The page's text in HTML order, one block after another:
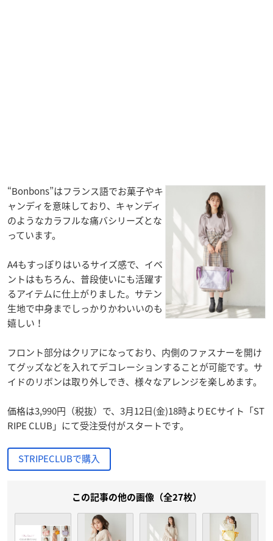
“Bonbons”はフランス語でお菓子やキ
ャンディを意味しており、キャンディ
のようなカラフルな痛バシリーズとな
っています。
A4もすっぽりはいるサイズ感で、イベ
ントはもちろん、普段使いにも活躍す
るアイテムに仕上がりました。サテン
生地で中身までしっかりかわいいのも
嬉しい！
フロント部分はクリアになっており、内側のファスナーを開け
てグッズなどを入れてデコレーションすることが可能です。サ
イドのリボンは取り外しでき、様々なアレンジを楽しめます。
価格は3,990円（税抜）で、3月12日(金)18時よりECサイト「ST
RIPE CLUB」にて受注受付がスタートです。
STRIPECLUBで購入
この記事の他の画像（全27枚）